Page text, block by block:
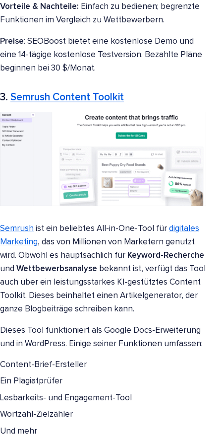
Vorteile & Nachteile: Einfach zu bedienen; begrenzte
Funktionen im Vergleich zu Wettbewerbern.
Preise: SEOBoost bietet eine kostenlose Demo und
eine 14-tägige kostenlose Testversion. Bezahlte Pläne
beginnen bei 30 $/Monat.
3. Semrush Content Toolkit
Semrush ist ein beliebtes All-in-One-Tool für digitales
Marketing, das von Millionen von Marketern genutzt
wird. Obwohl es hauptsächlich für Keyword-Recherche
und Wettbewerbsanalyse bekannt ist, verfügt das Tool
auch über ein leistungsstarkes KI-gestütztes Content
Toolkit. Dieses beinhaltet einen Artikelgenerator, der
ganze Blogbeiträge schreiben kann.
Dieses Tool funktioniert als Google Docs-Erweiterung
und in WordPress. Einige seiner Funktionen umfassen:
Content-Brief-Ersteller
Ein Plagiatprüfer
Lesbarkeits- und Engagement-Tool
Wortzahl-Zielzähler
Und mehr